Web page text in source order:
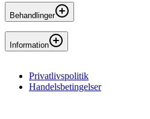
Behandlinger
Permanent makeup
Permanente bryn
Kombinationsbryn
Information
Kontakt
Privatlivspolitik
Handelsbetingelser